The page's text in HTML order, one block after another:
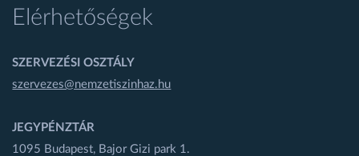
Elérhetőségek
SZERVEZÉSI OSZTÁLY
szervezes@nemzetiszinhaz.hu
JEGYPÉNZTÁR
1095 Budapest, Bajor Gizi park 1.